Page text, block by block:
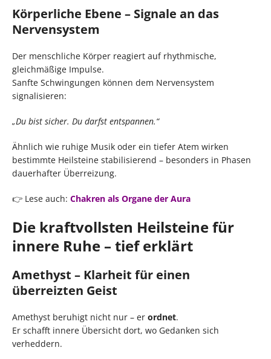
Körperliche Ebene – Signale an das
Nervensystem
Der menschliche Körper reagiert auf rhythmische,
gleichmäßige Impulse.
Sanfte Schwingungen können dem Nervensystem
signalisieren:
„Du bist sicher. Du darfst entspannen.“
Ähnlich wie ruhige Musik oder ein tiefer Atem wirken
bestimmte Heilsteine stabilisierend – besonders in Phasen
dauerhafter Überreizung.
👉 Lese auch: Chakren als Organe der Aura
Die kraftvollsten Heilsteine für
innere Ruhe – tief erklärt
Amethyst – Klarheit für einen
überreizten Geist
Amethyst beruhigt nicht nur – er ordnet.
Er schafft innere Übersicht dort, wo Gedanken sich
verheddern.